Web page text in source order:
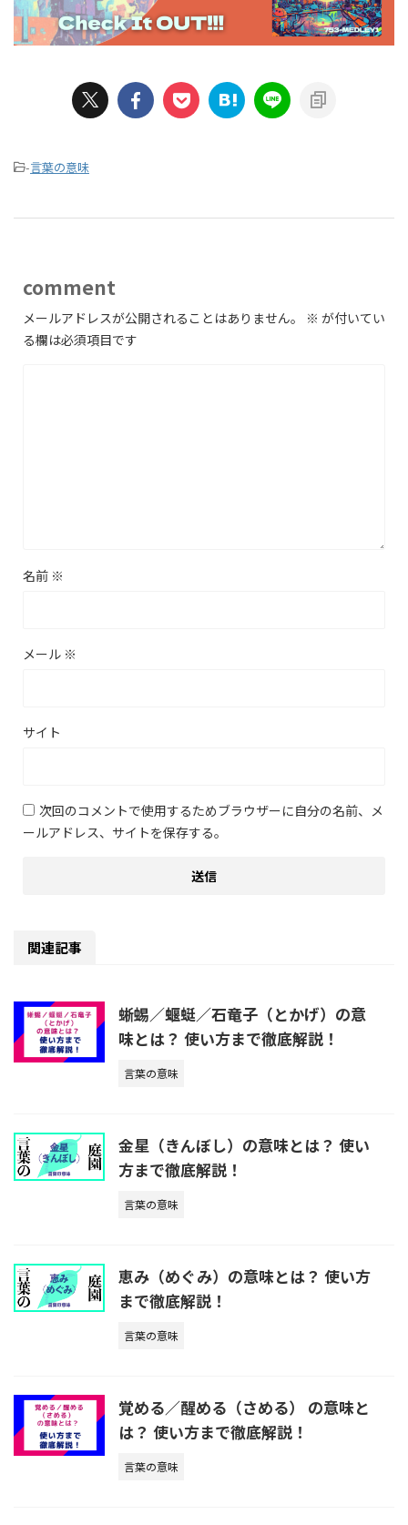
-言葉の意味
comment
メールアドレスが公開されることはありません。 ※ が付いてい
る欄は必須項目です
名前 ※
メール ※
サイト
次回のコメントで使用するためブラウザーに自分の名前、メ
ールアドレス、サイトを保存する。
関連記事
蜥蜴／蝘蜓／石竜子（とかげ）の意
味とは？ 使い方まで徹底解説！
言葉の意味
金星（きんぼし）の意味とは？ 使い
方まで徹底解説！
言葉の意味
恵み（めぐみ）の意味とは？ 使い方
まで徹底解説！
言葉の意味
覚める／醒める（さめる） の意味と
は？ 使い方まで徹底解説！
言葉の意味